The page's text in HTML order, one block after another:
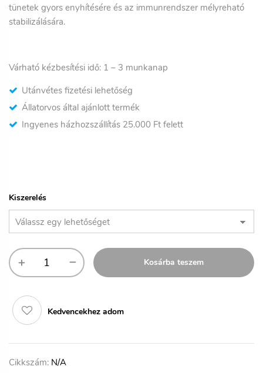
tünetek gyors enyhítésére és az immunrendszer mélyreható
stabilizálására.
Várható kézbesítési idő: 1 – 3 munkanap
Utánvétes fizetési lehetőség
Állatorvos által ajánlott termék
Ingyenes házhozszállítás 25.000 Ft felett
Kiszerelés
Kosárba teszem
Kedvencekhez adom
Cikkszám: N/A